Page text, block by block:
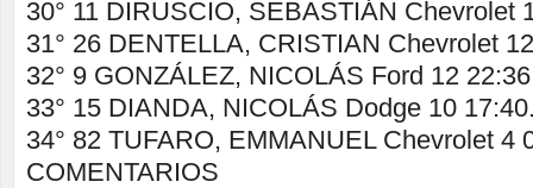
30° 11 DIRUSCIO, SEBASTIÁN Chevrolet
31° 26 DENTELLA, CRISTIAN Chevrolet
32° 9 GONZÁLEZ, NICOLÁS Ford 12
33° 15 DIANDA, NICOLÁS Dodge 10
34° 82 TUFARO, EMMANUEL Chevrolet 4
COMENTARIOS